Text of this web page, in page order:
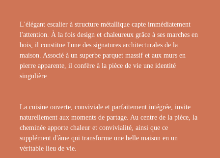
L'élégant escalier à structure métallique capte immédiatement
l'attention. À la fois design et chaleureux grâce à ses marches en
bois, il constitue l'une des signatures architecturales de la
maison. Associé à un superbe parquet massif et aux murs en
pierre apparente, il confère à la pièce de vie une identité
singulière.
La cuisine ouverte, conviviale et parfaitement intégrée, invite
naturellement aux moments de partage. Au centre de la pièce, la
cheminée apporte chaleur et convivialité, ainsi que ce
supplément d'âme qui transforme une belle maison en un
véritable lieu de vie.